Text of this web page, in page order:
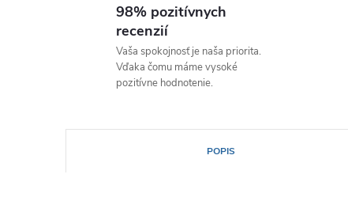
98% pozitívnych
recenzií
Vaša spokojnosť je naša priorita.
Vďaka čomu máme vysoké
pozitívne hodnotenie.
POPIS